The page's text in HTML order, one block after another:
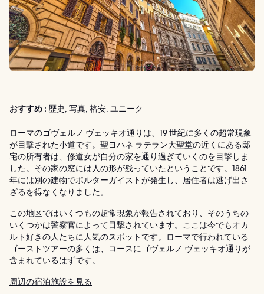
おすすめ : 歴史, 写真, 格安, ユニーク
ローマのゴヴェルノ ヴェッキオ通りは、19 世紀に多くの超常現象
が目撃された小道です。聖ヨハネ ラテラン大聖堂の近くにある邸
宅の所有者は、修道女が自分の家を通り過ぎていくのを目撃しま
した。その家の窓には人の形が残っていたということです。1861
年には別の建物でポルターガイストが発生し、居住者は逃げ出さ
ざるを得なくなりました。
この地区ではいくつもの超常現象が報告されており、そのうちの
いくつかは警察官によって目撃されています。ここは今でもオカ
ルト好きの人たちに人気のスポットです。ローマで行われている
ゴーストツアーの多くは、コースにゴヴェルノ ヴェッキオ通りが
含まれているはずです。
周辺の宿泊施設を見る